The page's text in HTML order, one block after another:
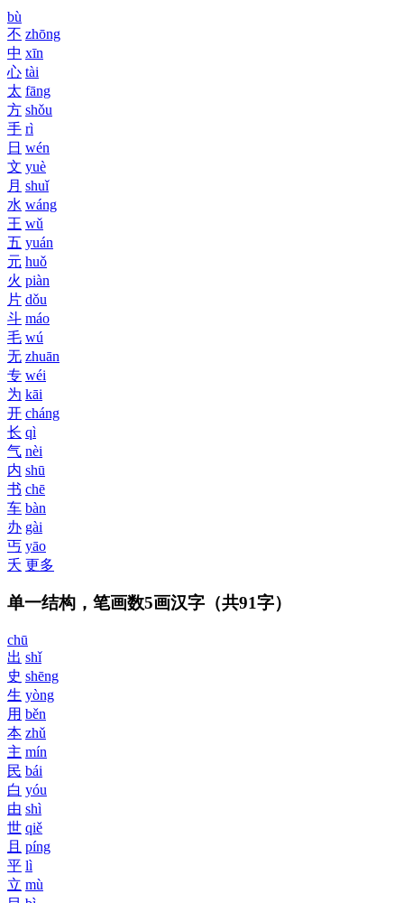
bù
不 zhōng
中 xīn
心 tài
太 fāng
方 shǒu
手 rì
日 wén
文 yuè
月 shuǐ
水 wáng
王 wǔ
五 yuán
元 huǒ
火 piàn
片 dǒu
斗 máo
毛 wú
无 zhuān
专 wéi
为 kāi
开 cháng
长 qì
气 nèi
内 shū
书 chē
车 bàn
办 gài
丐 yāo
夭 更多
单一结构，笔画数5画汉字 （共91字）
chū
出 shǐ
史 shēng
生 yòng
用 běn
本 zhǔ
主 mín
民 bái
白 yóu
由 shì
世 qiě
且 píng
平 lì
立 mù